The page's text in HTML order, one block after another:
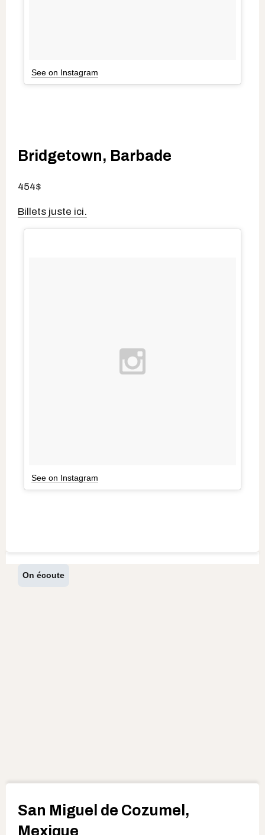
See on Instagram
Bridgetown, Barbade
454$
Billets juste ici.
See on Instagram
On écoute
San Miguel de Cozumel,
Mexique